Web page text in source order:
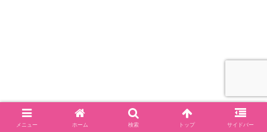
メニュー ホーム 検索 トップ サイドバー